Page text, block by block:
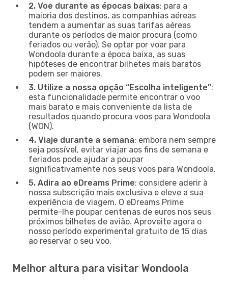
2. Voe durante as épocas baixas: para a
maioria dos destinos, as companhias aéreas
tendem a aumentar as suas tarifas aéreas
durante os períodos de maior procura (como
feriados ou verão). Se optar por voar para
Wondoola durante a época baixa, as suas
hipóteses de encontrar bilhetes mais baratos
podem ser maiores.
3. Utilize a nossa opção “Escolha inteligente”:
esta funcionalidade permite encontrar o voo
mais barato e mais conveniente da lista de
resultados quando procura voos para Wondoola
(WON).
4. Viaje durante a semana: embora nem sempre
seja possível, evitar viajar aos fins de semana e
feriados pode ajudar a poupar
significativamente nos seus voos para Wondoola.
5. Adira ao eDreams Prime: considere aderir à
nossa subscrição mais exclusiva e eleve a sua
experiência de viagem. O eDreams Prime
permite-lhe poupar centenas de euros nos seus
próximos bilhetes de avião. Aproveite agora o
nosso período experimental gratuito de 15 dias
ao reservar o seu voo.
Melhor altura para visitar Wondoola